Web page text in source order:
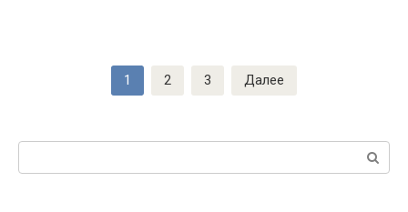
1 2 3 Далее